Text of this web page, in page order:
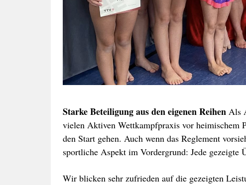
Starke Beteiligung aus den eigenen Reihen Als
vielen Aktiven Wettkampfpraxis vor heimischem
den Start gehen. Auch wenn das Reglement
sportliche Aspekt im Vordergrund: Jede
Wir blicken sehr zufrieden auf die gezeigten